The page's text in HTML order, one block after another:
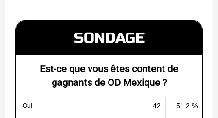
SONDAGE
Est-ce que vous êtes content de
gagnants de OD Mexique ?
Oui 42 51.2 %